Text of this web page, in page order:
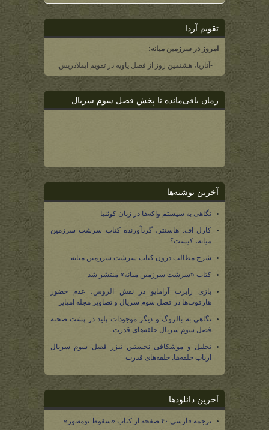
تقویم آردا
امروز در سرزمین میانه:
-آناریا، هشتمین روز از فصل یاویه در تقویم ایملادریس.
زمان باقی‌مانده تا پخش فصل سوم سریال
آخرین نوشته‌ها
نگاهی به سیستم واکه‌ها در زبان کوئنیا
کارل اف. هاستتر، گردآورنده کتاب سرشت سرزمین
میانه، کیست؟
شرح مطالب درون کتاب سرشت سرزمین میانه
کتاب «سرشت سرزمین میانه» منتشر شد
بازی رابرت آرامایو در نقش الروس، عدم حضور
هارفوت‌ها در فصل سوم سریال و تصاویر مجله امپایر
نگاهی به بالروگ و دیگر موجودات پلید در پشت صحنه
فصل سوم سریال حلقه‌های قدرت
تحلیل و موشکافی نخستین تیزر فصل سوم سریال
ارباب حلقه‌ها: حلقه‌های قدرت
آخرین دانلودها
ترجمه فارسی ۴۰ صفحه از کتاب «سقوط نومه‌نور»